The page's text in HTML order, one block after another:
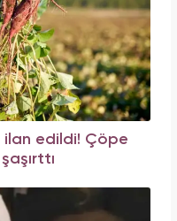
ilan edildi! Çöpe